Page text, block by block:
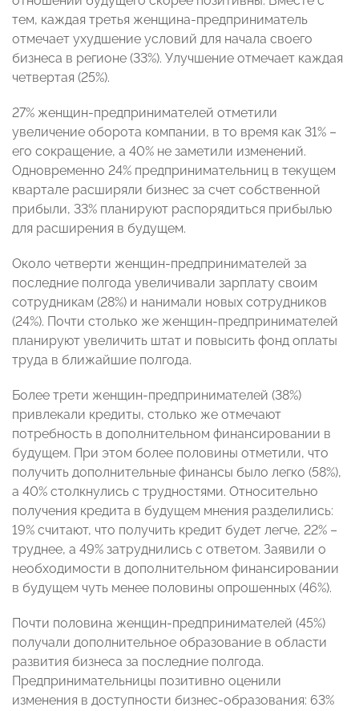
тем, каждая третья женщина-предприниматель
отмечает ухудшение условий для начала своего
бизнеса в регионе (33%). Улучшение отмечает каждая
четвертая (25%).
27% женщин-предпринимателей отметили
увеличение оборота компании, в то время как 31% –
его сокращение, а 40% не заметили изменений.
Одновременно 24% предпринимательниц в текущем
квартале расширяли бизнес за счет собственной
прибыли, 33% планируют распорядиться прибылью
для расширения в будущем.
Около четверти женщин-предпринимателей за
последние полгода увеличивали зарплату своим
сотрудникам (28%) и нанимали новых сотрудников
(24%). Почти столько же женщин-предпринимателей
планируют увеличить штат и повысить фонд оплаты
труда в ближайшие полгода.
Более трети женщин-предпринимателей (38%)
привлекали кредиты, столько же отмечают
потребность в дополнительном финансировании в
будущем. При этом более половины отметили, что
получить дополнительные финансы было легко (58%),
а 40% столкнулись с трудностями. Относительно
получения кредита в будущем мнения разделились:
19% считают, что получить кредит будет легче, 22% –
труднее, а 49% затруднились с ответом. Заявили о
необходимости в дополнительном финансировании
в будущем чуть менее половины опрошенных (46%).
Почти половина женщин-предпринимателей (45%)
получали дополнительное образование в области
развития бизнеса за последние полгода.
Предпринимательницы позитивно оценили
изменения в доступности бизнес-образования: 63%